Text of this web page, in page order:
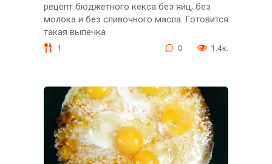
рецепт бюджетного кекса без яиц, без
молока и без сливочного масла. Готовится
такая выпечка
1 0 1.4к.